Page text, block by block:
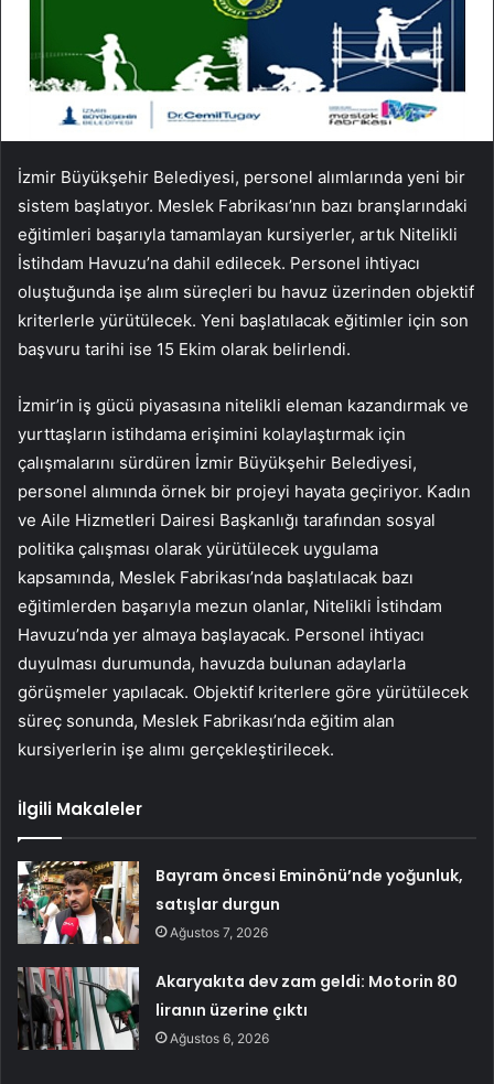
İzmir Büyükşehir Belediyesi, personel alımlarında yeni bir
sistem başlatıyor. Meslek Fabrikası’nın bazı branşlarındaki
eğitimleri başarıyla tamamlayan kursiyerler, artık Nitelikli
İstihdam Havuzu’na dahil edilecek. Personel ihtiyacı
oluştuğunda işe alım süreçleri bu havuz üzerinden objektif
kriterlerle yürütülecek. Yeni başlatılacak eğitimler için son
başvuru tarihi ise 15 Ekim olarak belirlendi.
İzmir’in iş gücü piyasasına nitelikli eleman kazandırmak ve
yurttaşların istihdama erişimini kolaylaştırmak için
çalışmalarını sürdüren İzmir Büyükşehir Belediyesi,
personel alımında örnek bir projeyi hayata geçiriyor. Kadın
ve Aile Hizmetleri Dairesi Başkanlığı tarafından sosyal
politika çalışması olarak yürütülecek uygulama
kapsamında, Meslek Fabrikası’nda başlatılacak bazı
eğitimlerden başarıyla mezun olanlar, Nitelikli İstihdam
Havuzu’nda yer almaya başlayacak. Personel ihtiyacı
duyulması durumunda, havuzda bulunan adaylarla
görüşmeler yapılacak. Objektif kriterlere göre yürütülecek
süreç sonunda, Meslek Fabrikası’nda eğitim alan
kursiyerlerin işe alımı gerçekleştirilecek.
İlgili Makaleler
Bayram öncesi Eminönü’nde yoğunluk,
satışlar durgun
Ağustos 7, 2026
Akaryakıta dev zam geldi: Motorin 80
liranın üzerine çıktı
Ağustos 6, 2026